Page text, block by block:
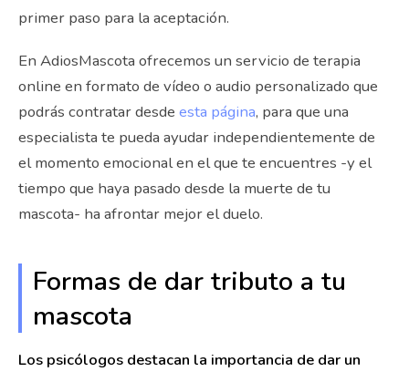
primer paso para la aceptación.
En AdiosMascota ofrecemos un servicio de terapia
online en formato de vídeo o audio personalizado que
podrás contratar desde esta página, para que una
especialista te pueda ayudar independientemente de
el momento emocional en el que te encuentres -y el
tiempo que haya pasado desde la muerte de tu
mascota- ha afrontar mejor el duelo.
Formas de dar tributo a tu
mascota
Los psicólogos destacan la importancia de dar un